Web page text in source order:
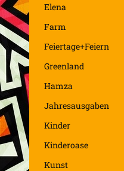
Elena
Farm
Feiertage+Feiern
Greenland
Hamza
Jahresausgaben
Kinder
Kinderoase
Kunst